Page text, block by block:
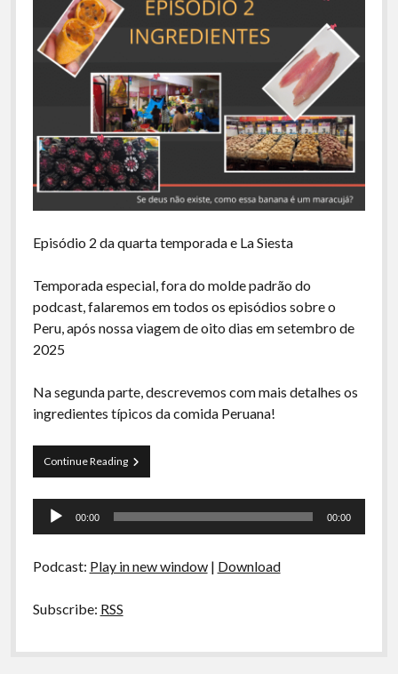
Episódio 2 da quarta temporada e La Siesta
Temporada especial, fora do molde padrão do
podcast, falaremos em todos os episódios sobre o
Peru, após nossa viagem de oito dias em setembro de
2025
Na segunda parte, descrevemos com mais detalhes os
ingredientes típicos da comida Peruana!
Continue ReadingLa
Siesta
Mágico
Ingredientes
Tocador
00:00 00:00
Podcast: Play in new window| Download
Subscribe: RSS